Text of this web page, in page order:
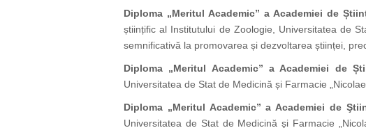
Diploma „Meritul Academic” a Academiei de
științific al Institutului de Zoologie, Universitatea de
semnificativă la promovarea și dezvoltarea științei,
Diploma „Meritul Academic” a Academiei de
Universitatea de Stat de Medicină și Farmacie
Diploma „Meritul Academic” a Academiei de
Universitatea de Stat de Medicină şi Farmacie